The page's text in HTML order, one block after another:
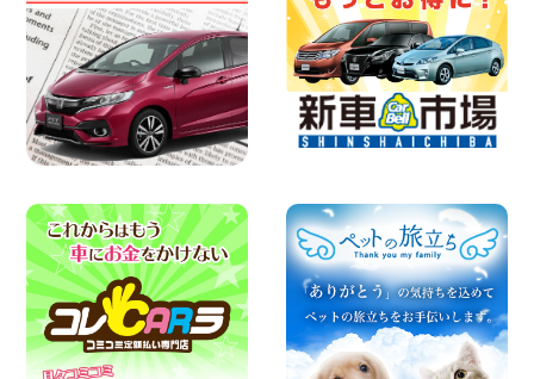
佐渡でのドライブは安全第一!交通事故に
ご注意ください 新潟県 佐渡空港店
100円レンタカー 佐渡空港
2026年08月07日
楽しい佐渡旅行を守るために!安全運転の
お願い 新潟県 両津店
100円レンタカー 両津
日産セレナが新入荷!!中川かの里店!! 愛知
県 中川かの里店
100円レンタカー 中川かの里
2026年08月07日
☆ 夏休みクーポン登場!最大9,500円おト
ク! ☆ 鳥取県 鳥取青谷店
100円レンタカー 鳥取青谷
2026年08月07日